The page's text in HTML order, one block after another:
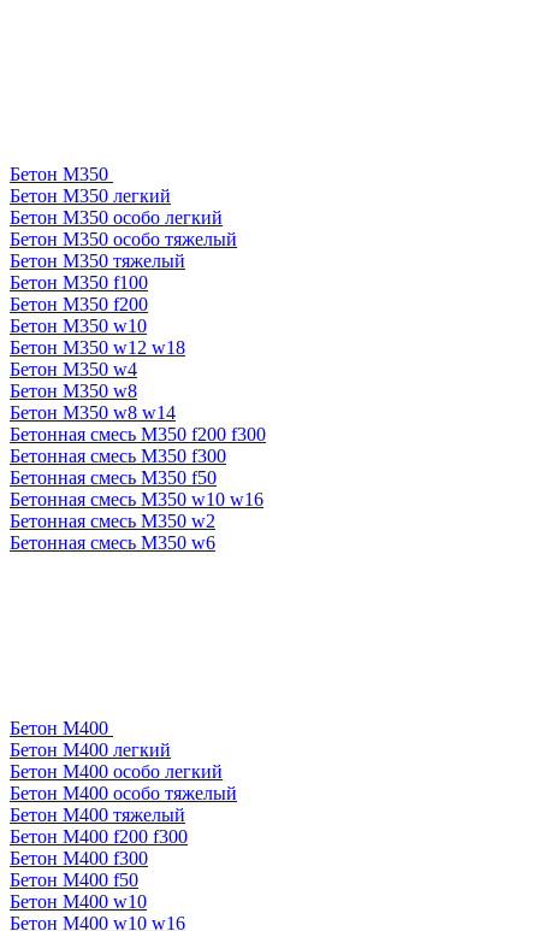
Бетон М350
Бетон М350 легкий
Бетон М350 особо легкий
Бетон М350 особо тяжелый
Бетон М350 тяжелый
Бетон М350 f100
Бетон М350 f200
Бетон М350 w10
Бетон М350 w12 w18
Бетон М350 w4
Бетон М350 w8
Бетон М350 w8 w14
Бетонная смесь М350 f200 f300
Бетонная смесь М350 f300
Бетонная смесь М350 f50
Бетонная смесь М350 w10 w16
Бетонная смесь М350 w2
Бетонная смесь М350 w6
Бетон М400
Бетон М400 легкий
Бетон М400 особо легкий
Бетон М400 особо тяжелый
Бетон М400 тяжелый
Бетон М400 f200 f300
Бетон М400 f300
Бетон М400 f50
Бетон М400 w10
Бетон М400 w10 w16